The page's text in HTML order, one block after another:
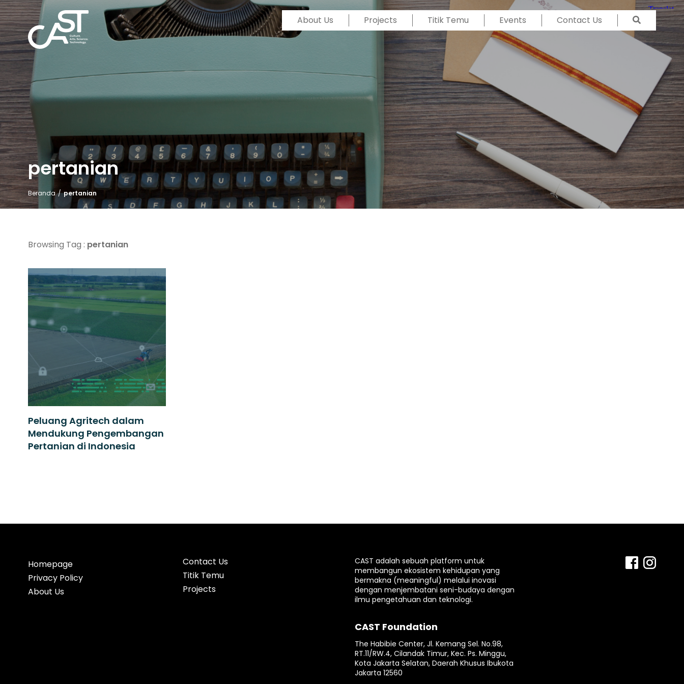
About Us Projects Titik Temu Events Contact Us
pertanian
Beranda / pertanian
Browsing Tag : pertanian
Peluang Agritech dalam
Mendukung Pengembangan
Pertanian di Indonesia
Homepage
Privacy Policy
About Us
Contact Us
Titik Temu
Projects
CAST adalah sebuah platform untuk
membangun ekosistem kehidupan yang
bermakna (meaningful) melalui inovasi
dengan menjembatani seni-budaya dengan
ilmu pengetahuan dan teknologi.
CAST Foundation
The Habibie Center, Jl. Kemang Sel. No.98,
RT.11/RW.4, Cilandak Timur, Kec. Ps. Minggu,
Kota Jakarta Selatan, Daerah Khusus Ibukota
Jakarta 12560